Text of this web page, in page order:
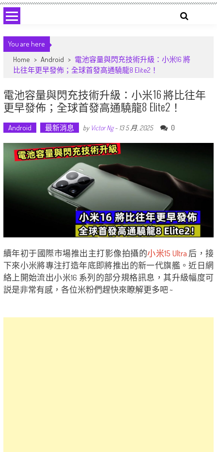
You are here
Home > Android > 電池容量與閃充技術升級：小米16 將
比往年更早發佈；全球首發高通驍龍8 Elite2！
電池容量與閃充技術升級：小米16 將比往年
更早發佈；全球首發高通驍龍8 Elite2！
Android 最新消息 by Victor Ng- 13 5 月, 2025 0
續年初于國際市場推出主打影像拍攝的小米15 Ultra 后，接
下來小米將專注打造年底即將推出的新一代旗艦。近日網
絡上開始流出小米16 系列的部分規格訊息，其升級幅度可
説是非常有感，各位米粉們趕快來瞭解更多吧 ~